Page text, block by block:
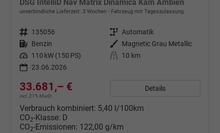
DSG IntelliD Nav Matrix Dinamica Kam Ambien
unverbindliche Lieferzeit: 3 Wochen Fahrzeug mit Tageszulassung
Fahrzeugnr. 135056 Getriebe Automatik
Kraftstoff Benzin Außenfarbe Magnetic Grau Metallic
Leistung 110 kW (150 PS) Kilometerstand
10 km
23.06.2026
33.681,– €
incl. 21% MwSt.
Details
Verbrauch kombiniert: 5,40 l/100km
CO2-Klasse: D
CO2-Emissionen: 122,00 g/km